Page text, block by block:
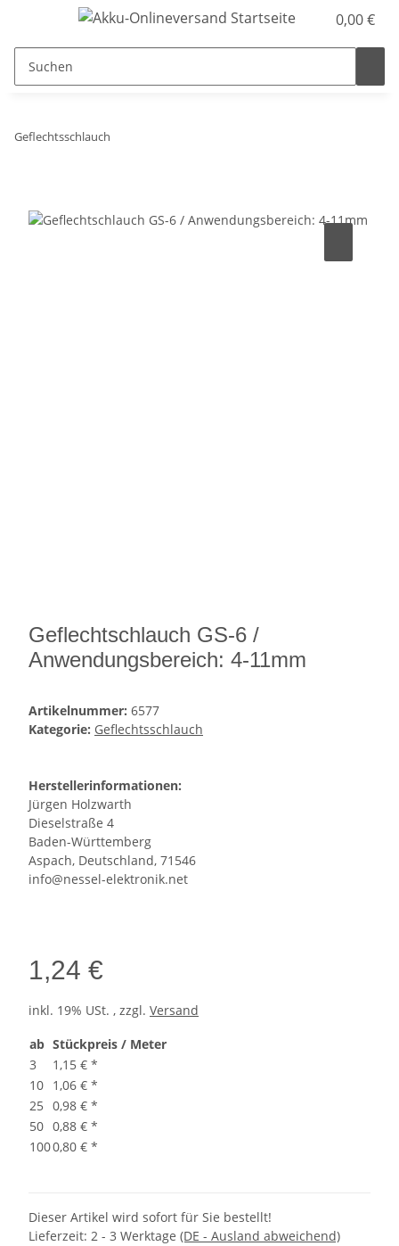
0,00 €
Geflechtsschlauch
Geflechtschlauch GS-6 /
Anwendungsbereich: 4-11mm
Artikelnummer: 6577
Kategorie: Geflechtsschlauch
Herstellerinformationen:
Jürgen Holzwarth
Dieselstraße 4
Baden-Württemberg
Aspach, Deutschland, 71546
info@nessel-elektronik.net
1,24 €
inkl. 19% USt. , zzgl. Versand
ab Stückpreis / Meter
3
1,15 € *
10 1,06 € *
25 0,98 € *
50 0,88 € *
1000,80 € *
Dieser Artikel wird sofort für Sie bestellt!
Lieferzeit: 2 - 3 Werktage (DE - Ausland abweichend)